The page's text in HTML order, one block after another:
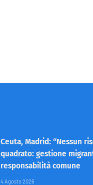
Ceuta, Madrid: “Nessun
quadrato: gestione
responsabilità comune
4 Agosto 2026